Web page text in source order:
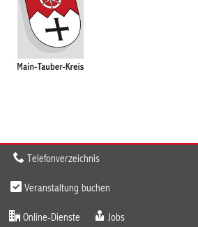
Telefonverzeichnis
Veranstaltung buchen
Online-Dienste Jobs